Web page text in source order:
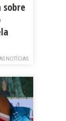
NOTÍCIAS